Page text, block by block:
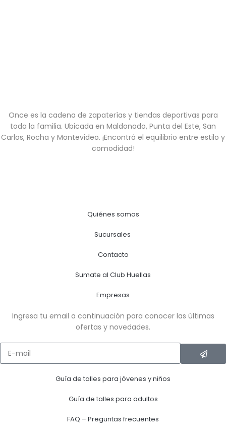
Once es la cadena de zapaterías y tiendas deportivas para
toda la familia. Ubicada en Maldonado, Punta del Este, San
Carlos, Rocha y Montevideo. ¡Encontrá el equilibrio entre estilo y
comodidad!
Quiénes somos
Sucursales
Contacto
Sumate al Club Huellas
Empresas
Ingresa tu email a continuación para conocer las últimas
ofertas y novedades.
Guía de talles para jóvenes y niños
Guía de talles para adultos
FAQ – Preguntas frecuentes